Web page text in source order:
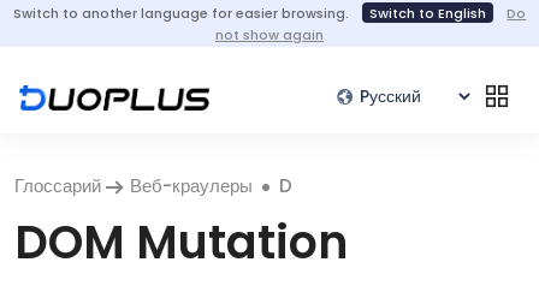
Switch to another language for easier browsing. Switch to English
Do
not show again
Глоссарий Веб-краулеры D
DOM Mutation